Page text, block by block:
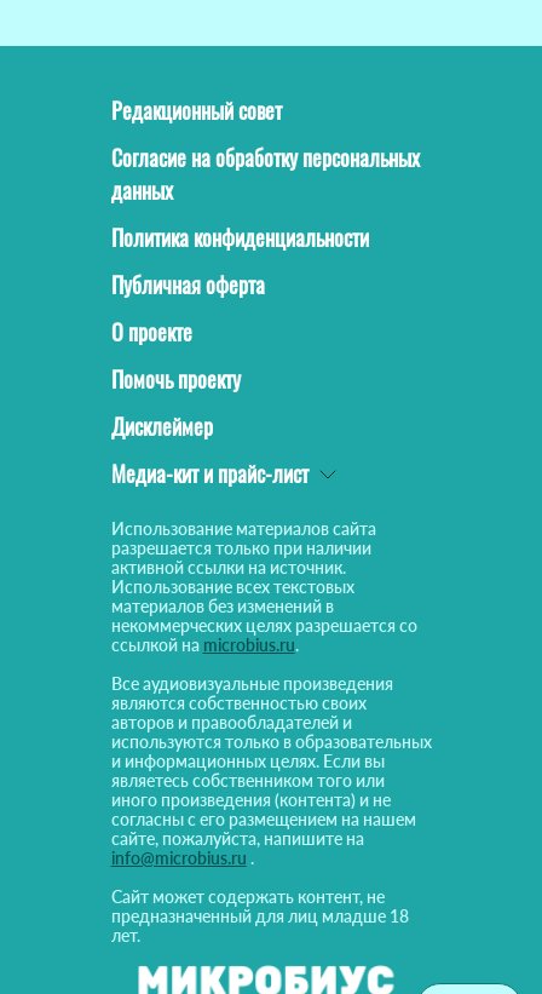
Редакционный совет
Согласие на обработку персональных
данных
Политика конфиденциальности
Публичная оферта
О проекте
Помочь проекту
Дисклеймер
Медиа-кит и прайс-лист
Использование материалов сайта
разрешается только при наличии
активной ссылки на источник.
Использование всех текстовых
материалов без изменений в
некоммерческих целях разрешается со
ссылкой на microbius.ru.
Все аудиовизуальные произведения
являются собственностью своих
авторов и правообладателей и
используются только в образовательных
и информационных целях. Если вы
являетесь собственником того или
иного произведения (контента) и не
согласны с его размещением на нашем
сайте, пожалуйста, напишите на
info@microbius.ru .
Сайт может содержать контент, не
предназначенный для лиц младше 18
лет.